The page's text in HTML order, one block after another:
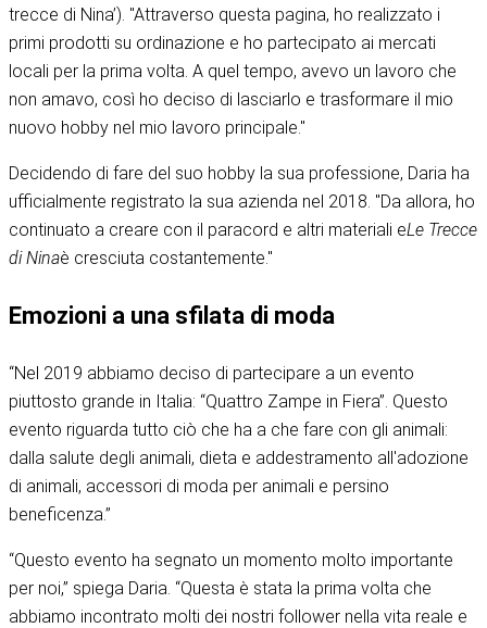
trecce di Nina’). "Attraverso questa pagina, ho realizzato i
primi prodotti su ordinazione e ho partecipato ai mercati
locali per la prima volta. A quel tempo, avevo un lavoro che
non amavo, così ho deciso di lasciarlo e trasformare il mio
nuovo hobby nel mio lavoro principale."
Decidendo di fare del suo hobby la sua professione, Daria ha
ufficialmente registrato la sua azienda nel 2018. "Da allora, ho
continuato a creare con il paracord e altri materiali eLe Trecce
di Ninaè cresciuta costantemente."
Emozioni a una sfilata di moda
“Nel 2019 abbiamo deciso di partecipare a un evento
piuttosto grande in Italia: “Quattro Zampe in Fiera”. Questo
evento riguarda tutto ciò che ha a che fare con gli animali:
dalla salute degli animali, dieta e addestramento all'adozione
di animali, accessori di moda per animali e persino
beneficenza.”
“Questo evento ha segnato un momento molto importante
per noi,” spiega Daria. “Questa è stata la prima volta che
abbiamo incontrato molti dei nostri follower nella vita reale e